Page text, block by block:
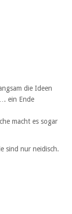
die Ideen
ein Ende
macht es sogar
sind nur neidisch.